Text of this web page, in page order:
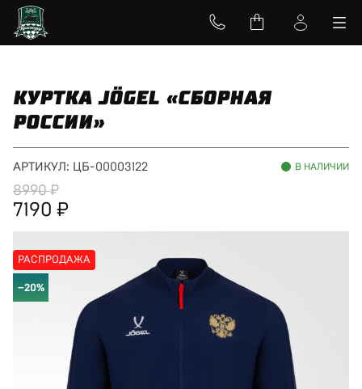
КУРТКА JÖGEL «СБОРНАЯ
РОССИИ»
АРТИКУЛ: ЦБ-00003122 В НАЛИЧИИ
8990
7190
РАСПРОДАЖА
−20%